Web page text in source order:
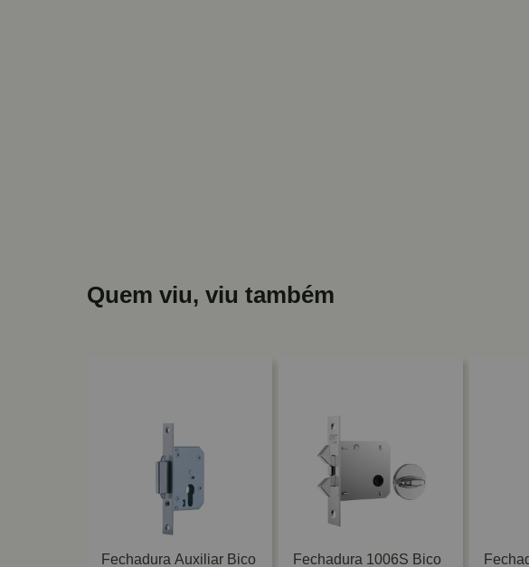
Quem viu, viu também
Fechadura Auxiliar Bico
Fechadura 1006S Bico